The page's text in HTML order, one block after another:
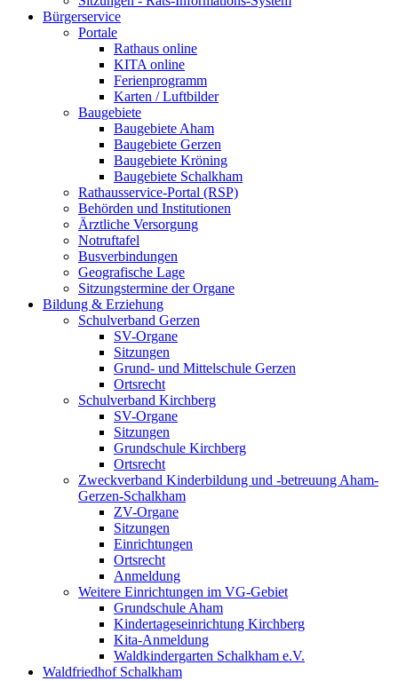
Bürgerservice
Portale
Rathaus online
KITA online
Ferienprogramm
Karten / Luftbilder
Baugebiete
Baugebiete Aham
Baugebiete Gerzen
Baugebiete Kröning
Baugebiete Schalkham
Rathausservice-Portal (RSP)
Behörden und Institutionen
Ärztliche Versorgung
Notruftafel
Busverbindungen
Geografische Lage
Sitzungstermine der Organe
Bildung & Erziehung
Schulverband Gerzen
SV-Organe
Sitzungen
Grund- und Mittelschule Gerzen
Ortsrecht
Schulverband Kirchberg
SV-Organe
Sitzungen
Grundschule Kirchberg
Ortsrecht
Zweckverband Kinderbildung und -betreuung Aham-
Gerzen-Schalkham
ZV-Organe
Sitzungen
Einrichtungen
Ortsrecht
Anmeldung
Weitere Einrichtungen im VG-Gebiet
Grundschule Aham
Kindertageseinrichtung Kirchberg
Kita-Anmeldung
Waldkindergarten Schalkham e.V.
Waldfriedhof Schalkham